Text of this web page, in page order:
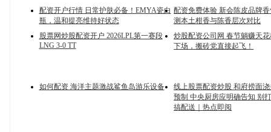
配资开户行情 日常护肤必备！EMYA瓷白
瓶，温和提亮维持好状态
配资免费体验 新会陈皮品牌
测本土柑香与陈香层次对比
股票网炒股配资开户 2026LPL第一赛段
LNG 3-0 TT
炒股配资公司网 春节躺赚天
下场，搬砖党直接起飞！
如何配资 海洋主题激战鲨鱼岛游乐设备
线上股票配资炒股 和府捞面
预制 中央厨房应明确告知 别
搞配送｜热点即阅